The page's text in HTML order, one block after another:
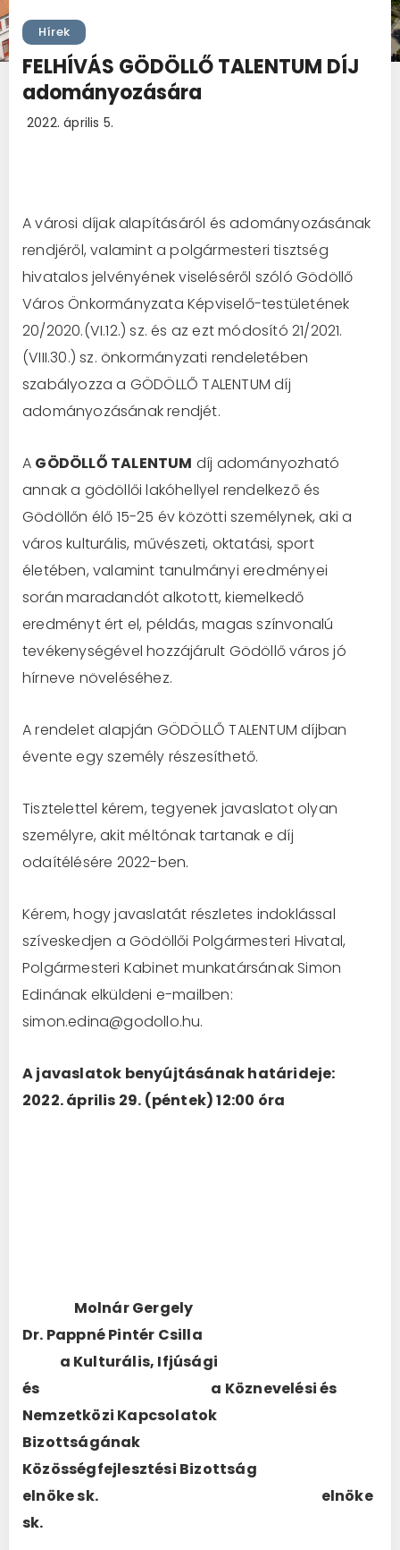
Hírek
FELHÍVÁS GÖDÖLLŐ TALENTUM DÍJ
adományozására
2022. április 5.
A városi díjak alapításáról és adományozásának
rendjéről, valamint a polgármesteri tisztség
hivatalos jelvényének viseléséről szóló Gödöllő
Város Önkormányzata Képviselő-testületének
20/2020.(VI.12.) sz. és az ezt módosító 21/2021.
(VIII.30.) sz. önkormányzati rendeletében
szabályozza a GÖDÖLLŐ TALENTUM díj
adományozásának rendjét.
A GÖDÖLLŐ TALENTUM díj adományozható
annak a gödöllői lakóhellyel rendelkező és
Gödöllőn élő 15-25 év közötti személynek, aki a
város kulturális, művészeti, oktatási, sport
életében, valamint tanulmányi eredményei
soránmaradandót alkotott, kiemelkedő
eredményt ért el, példás, magas színvonalú
tevékenységével hozzájárult Gödöllő város jó
hírneve növeléséhez.
A rendelet alapján GÖDÖLLŐ TALENTUM díjban
évente egy személy részesíthető.
Tisztelettel kérem, tegyenek javaslatot olyan
személyre, akit méltónak tartanak e díj
odaítélésére 2022-ben.
Kérem, hogy javaslatát részletes indoklással
szíveskedjen a Gödöllői Polgármesteri Hivatal,
Polgármesteri Kabinet munkatársának Simon
Edinának elküldeni e-mailben:
simon.edina@godollo.hu.
A javaslatok benyújtásának határideje:
2022. április 29. (péntek) 12:00 óra
Molnár Gergely
Dr. Pappné Pintér Csilla
a Kulturális, Ifjúsági
és a Köznevelési és
Nemzetközi Kapcsolatok
Bizottságának
Közösségfejlesztési Bizottság
elnöke sk. elnöke
sk.